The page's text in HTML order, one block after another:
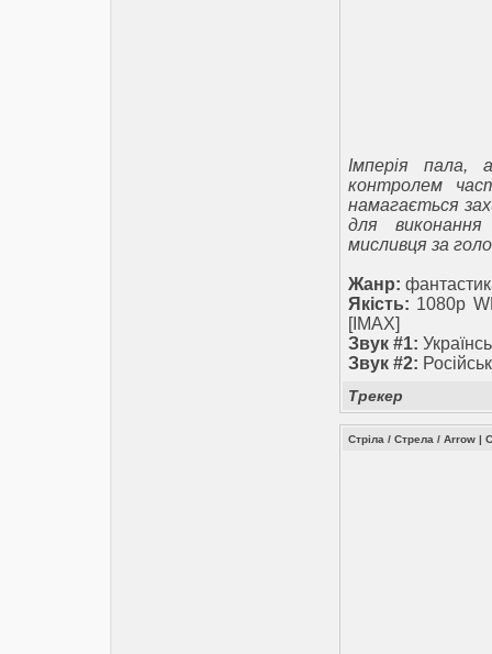
Імперія пала,
контролем
намагається
для
мисливця за
Жанр:
Якість: 1080p
[IMAX]
Звук #1:
Звук #2:
Трекер
Стріла / Стрела / Arrow |